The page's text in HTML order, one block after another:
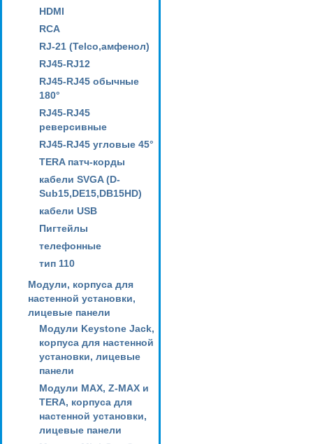
HDMI
RCA
RJ-21 (Telco,амфенол)
RJ45-RJ12
RJ45-RJ45 обычные
180°
RJ45-RJ45
реверсивные
RJ45-RJ45 угловые 45°
TERA патч-корды
кабели SVGA (D-
Sub15,DE15,DB15HD)
кабели USB
Пигтейлы
телефонные
тип 110
Модули, корпуса для
настенной установки,
лицевые панели
Модули Keystone Jack,
корпуса для настенной
установки, лицевые
панели
Модули MAX, Z-MAX и
TERA, корпуса для
настенной установки,
лицевые панели